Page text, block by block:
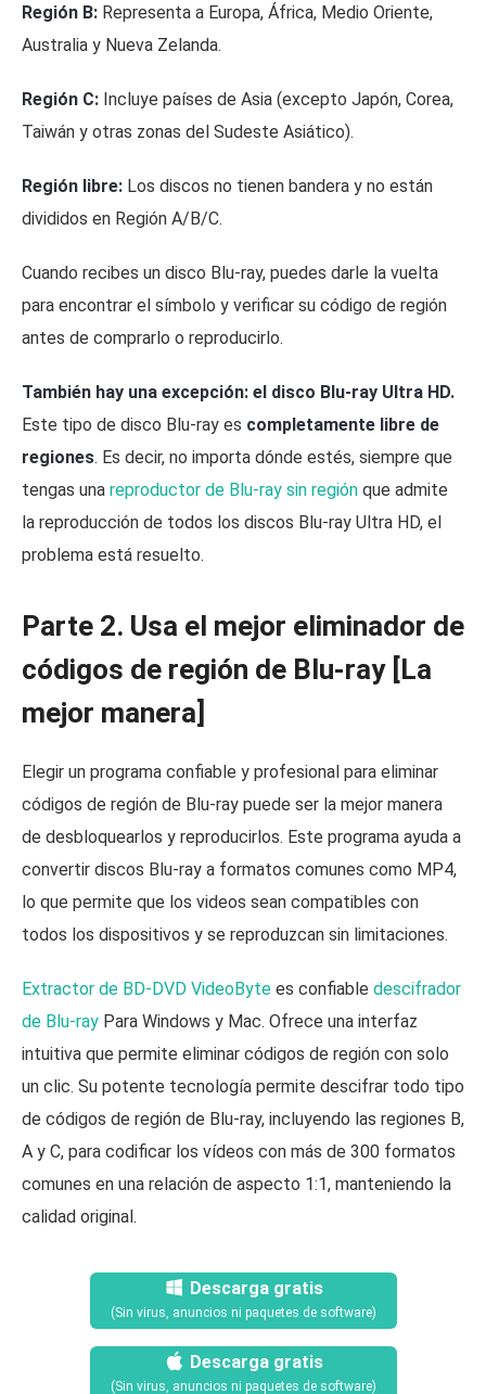
Región B: Representa a Europa, África, Medio Oriente,
Australia y Nueva Zelanda.
Región C: Incluye países de Asia (excepto Japón, Corea,
Taiwán y otras zonas del Sudeste Asiático).
Región libre: Los discos no tienen bandera y no están
divididos en Región A/B/C.
Cuando recibes un disco Blu-ray, puedes darle la vuelta
para encontrar el símbolo y verificar su código de región
antes de comprarlo o reproducirlo.
También hay una excepción: el disco Blu-ray Ultra HD.
Este tipo de disco Blu-ray es completamente libre de
regiones. Es decir, no importa dónde estés, siempre que
tengas una reproductor de Blu-ray sin región que admite
la reproducción de todos los discos Blu-ray Ultra HD, el
problema está resuelto.
Parte 2. Usa el mejor eliminador de
códigos de región de Blu-ray [La
mejor manera]
Elegir un programa confiable y profesional para eliminar
códigos de región de Blu-ray puede ser la mejor manera
de desbloquearlos y reproducirlos. Este programa ayuda a
convertir discos Blu-ray a formatos comunes como MP4,
lo que permite que los videos sean compatibles con
todos los dispositivos y se reproduzcan sin limitaciones.
Extractor de BD-DVD VideoByte es confiable descifrador
de Blu-ray Para Windows y Mac. Ofrece una interfaz
intuitiva que permite eliminar códigos de región con solo
un clic. Su potente tecnología permite descifrar todo tipo
de códigos de región de Blu-ray, incluyendo las regiones B,
A y C, para codificar los vídeos con más de 300 formatos
comunes en una relación de aspecto 1:1, manteniendo la
calidad original.
Descarga gratis
(Sin virus, anuncios ni paquetes de software)
Descarga gratis
(Sin virus, anuncios ni paquetes de software)